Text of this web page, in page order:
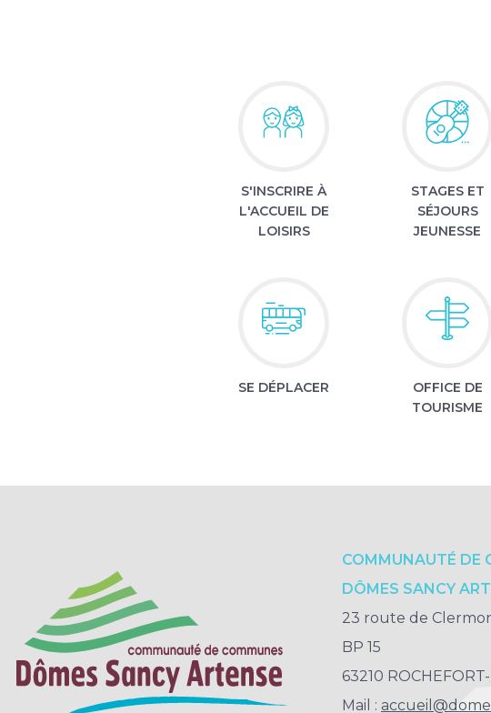
S'INSCRIRE À
L'ACCUEIL DE
LOISIRS
STAGES ET
SÉJOURS
JEUNESSE
SE DÉPLACER
OFFICE DE
TOURISME
COMMUNAUTÉ DE
DÔMES SANCY
23 route de
BP 15
63210
Mail :